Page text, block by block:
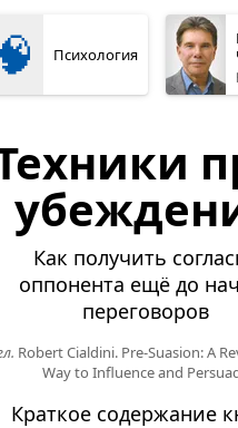
Психология
Как получить
оппонента ещё до
переговоров
Robert Cialdini. Pre-Suasion: A
Way to Influence and
Краткое содержание